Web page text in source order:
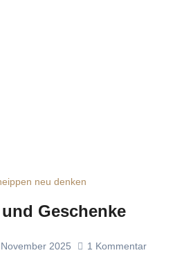
neu denken
Geschenke
2025 1 Kommentar